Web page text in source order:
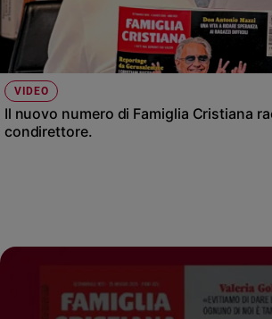
VIDEO
Il nuovo numero di Famiglia Cristiana
condirettore.